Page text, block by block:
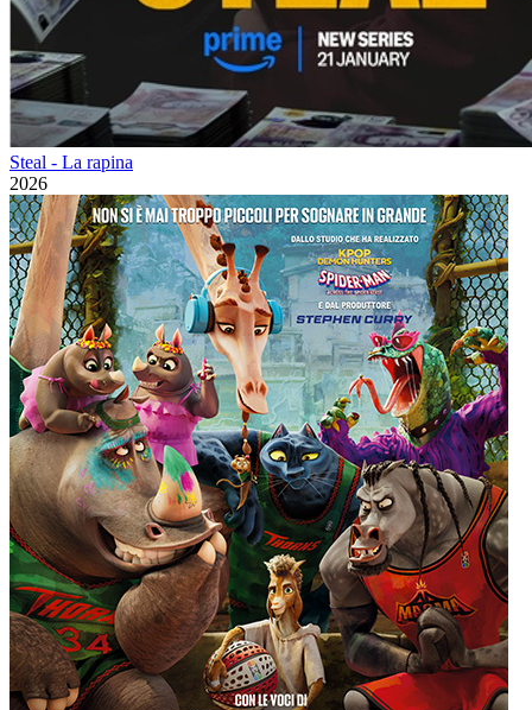
Steal - La rapina
2026